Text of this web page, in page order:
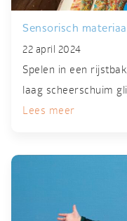
Sensorisch
22 april 2024
Spelen in een
laag scheerschuim
Lees meer